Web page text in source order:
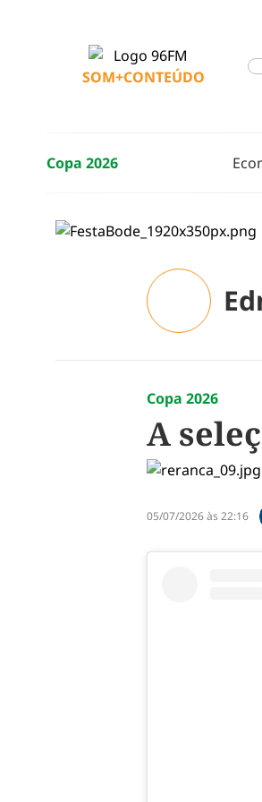
SOM+CONTEÚDO
Copa 2026
Copa 2026
A
05/07/2026 às 22:16